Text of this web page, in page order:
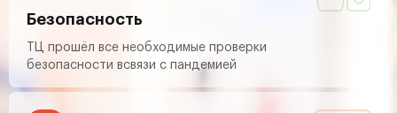
Безопасность
ТЦ прошёл все необходимые проверки
безопасности всвязи с пандемией